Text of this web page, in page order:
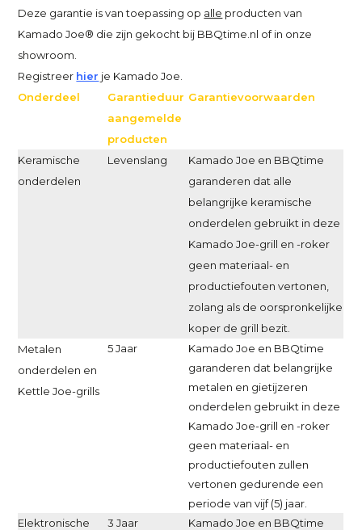
Deze garantie is van toepassing op alle producten van
Kamado Joe® die zijn gekocht bij BBQtime.nl of in onze
showroom.
Registreer hier je Kamado Joe.
Onderdeel
Garantieduur
aangemelde
producten
Garantievoorwaarden
Keramische
onderdelen
Levenslang
Kamado Joe en BBQtime
garanderen dat alle
belangrijke keramische
onderdelen gebruikt in deze
Kamado Joe-grill en -roker
geen materiaal- en
productiefouten vertonen,
zolang als de oorspronkelijke
koper de grill bezit.
Metalen
onderdelen en
Kettle Joe-grills
5 Jaar
Kamado Joe en BBQtime
garanderen dat belangrijke
metalen en gietijzeren
onderdelen gebruikt in deze
Kamado Joe-grill en -roker
geen materiaal- en
productiefouten zullen
vertonen gedurende een
periode van vijf (5) jaar.
Elektronische
3 Jaar
Kamado Joe en BBQtime